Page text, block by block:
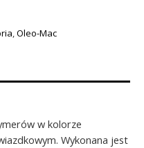
Oleo-Mac
w kolorze
Wykonana jest